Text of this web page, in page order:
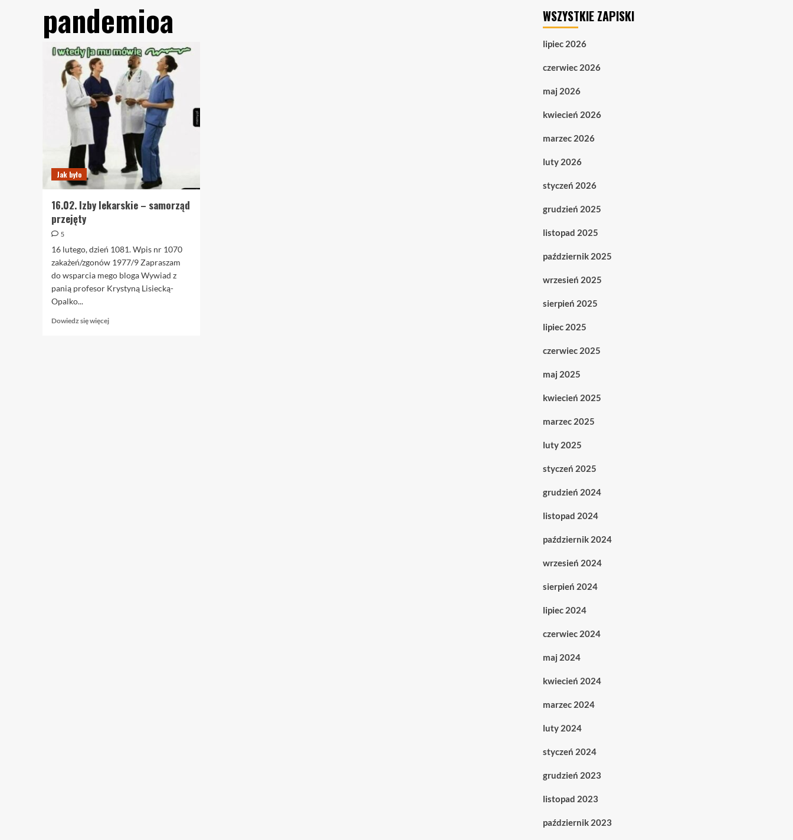
pandemioa
Jak było
16.02. Izby lekarskie – samorząd
przejęty
5
16 lutego, dzień 1081. Wpis nr 1070
zakażeń/zgonów 1977/9 Zapraszam
do wsparcia mego bloga Wywiad z
panią profesor Krystyną Lisiecką-
Opalko...
Dowiedz się więcejDowiedz
WSZYSTKIE ZAPISKI
lipiec 2026
czerwiec 2026
maj 2026
kwiecień 2026
marzec 2026
luty 2026
styczeń 2026
grudzień 2025
listopad 2025
październik 2025
wrzesień 2025
sierpień 2025
lipiec 2025
czerwiec 2025
maj 2025
kwiecień 2025
marzec 2025
luty 2025
styczeń 2025
grudzień 2024
listopad 2024
październik 2024
wrzesień 2024
sierpień 2024
lipiec 2024
czerwiec 2024
maj 2024
kwiecień 2024
marzec 2024
luty 2024
styczeń 2024
grudzień 2023
listopad 2023
październik 2023